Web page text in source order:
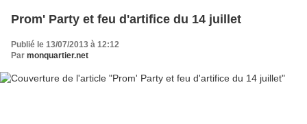
Prom' Party et feu d'artifice du 14 juillet
Publié le 13/07/2013 à 12:12
Par monquartier.net